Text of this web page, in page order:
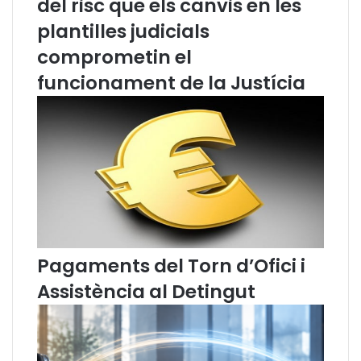
v
o
c
a
i
h
a
s
i
i
c
a
e
r
a
a
u
“
Q
u
l
m
ú
del risc que els canvis en les
plantilles judicials
comprometin el
funcionament de la Justícia
Pagaments del Torn d’Ofici i
Assistència al Detingut